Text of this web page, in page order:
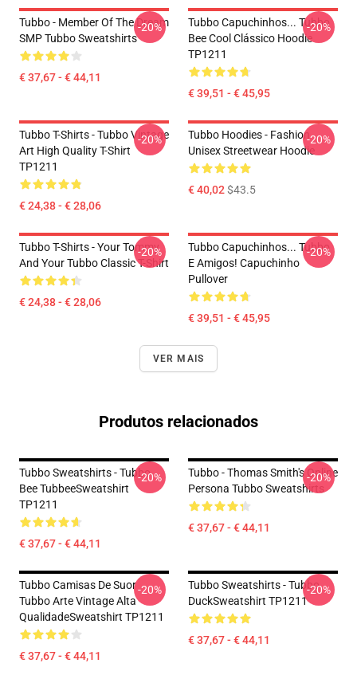
Tubbo - Member Of The Dream
SMP Tubbo Sweatshirts
€ 37,67 - € 44,11
-20%
Tubbo Capuchinhos... Tubbo
Bee Cool Clássico Hoodie
TP1211
€ 39,51 - € 45,95
-20%
Tubbo T-Shirts - Tubbo Vintage
Art High Quality T-Shirt
TP1211
€ 24,38 - € 28,06
-20%
Tubbo Hoodies - Fashion
Unisex Streetwear Hoodie
€ 40,02$43.5
-20%
Tubbo T-Shirts - Your Tommy
And Your Tubbo Classic T-Shirt
€ 24,38 - € 28,06
-20%
Tubbo Capuchinhos... Tubbo
E Amigos! Capuchinho
Pullover
€ 39,51 - € 45,95
-20%
VER MAIS
Produtos relacionados
Tubbo Sweatshirts - Tubbo
Bee TubbeeSweatshirt
TP1211
€ 37,67 - € 44,11
-20%
Tubbo - Thomas Smith's Online
Persona Tubbo Sweatshirts
€ 37,67 - € 44,11
-20%
Tubbo Camisas De Suor
Tubbo Arte Vintage Alta
QualidadeSweatshirt TP1211
€ 37,67 - € 44,11
-20%
Tubbo Sweatshirts - Tubbo
DuckSweatshirt TP1211
€ 37,67 - € 44,11
-20%